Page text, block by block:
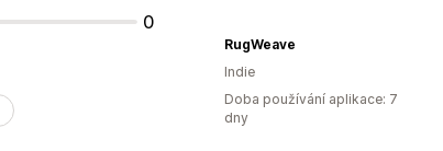
0
RugWeave
Indie
Doba používání aplikace: 7
dny